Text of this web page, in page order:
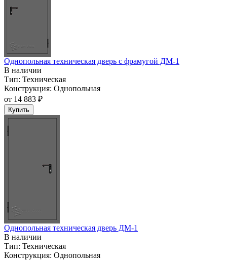
Однопольная техническая дверь c фрамугой ДМ-1
В наличии
Тип: Техническая
Конструкция: Однопольная
от 14 883 ₽
Купить
Однопольная техническая дверь ДМ-1
В наличии
Тип: Техническая
Конструкция: Однопольная